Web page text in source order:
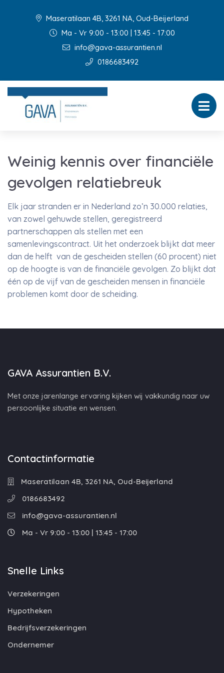
Maseratilaan 4B, 3261 NA, Oud-Beijerland
Ma - Vr 9:00 - 13:00 | 13:45 - 17:00
info@gava-assurantien.nl
0186683492
Weinig kennis over financiële
gevolgen relatiebreuk
Elk jaar stranden er in Nederland zo’n 30.000 relaties,
van zowel gehuwde stellen, geregistreerd
partnerschappen als stellen met een
samenlevingscontract. Uit het onderzoek blijkt dat meer
dan de helft van de gescheiden stellen (60 procent) niet
op de hoogte is van de financiële gevolgen. Zo blijkt dat
één op de vijf van de gescheiden mensen in financiële
problemen komt door de scheiding.
GAVA Assurantien B.V.
Met onze jarenlange ervaring kijken wij vakkundig naar uw
persoonlijke situatie en wensen.
Contactinformatie
Maseratilaan 4B, 3261 NA, Oud-Beijerland
0186683492
info@gava-assurantien.nl
Ma - Vr 9:00 - 13:00 | 13:45 - 17:00
Snelle Links
Verzekeringen
Hypotheken
Bedrijfsverzekeringen
Ondernemer